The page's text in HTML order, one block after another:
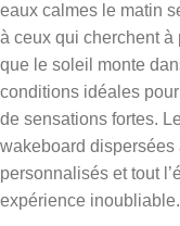
eaux calmes le matin
à ceux qui cherchent à
que le soleil monte
conditions idéales
de sensations fortes.
wakeboard dispersées
personnalisés et tout
expérience inoubliable.